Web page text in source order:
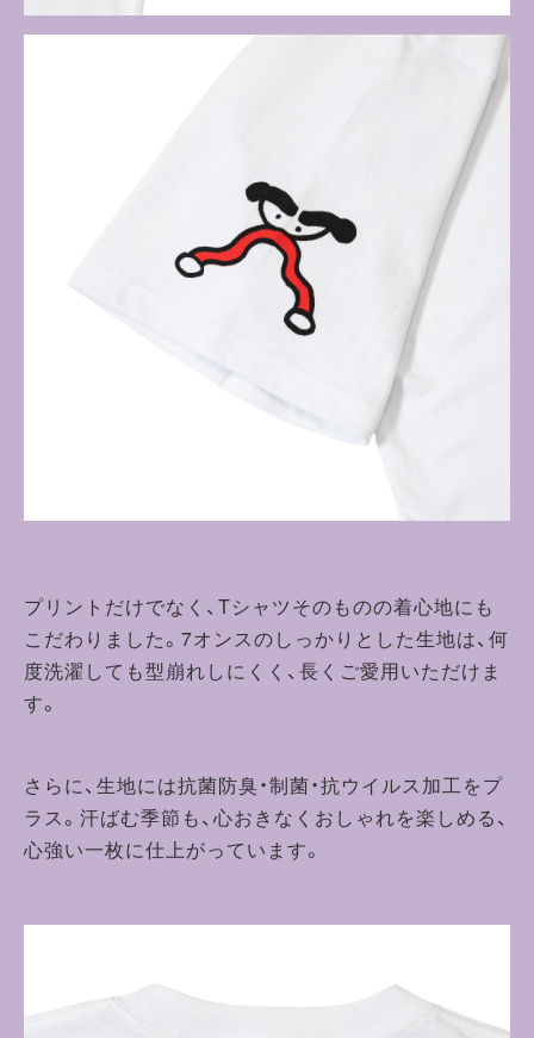
プリントだけでなく、Tシャツそのものの着心地にも
こだわりました。7オンスのしっかりとした生地は、何
度洗濯しても型崩れしにくく、長くご愛用いただけま
す。
さらに、生地には抗菌防臭・制菌・抗ウイルス加工をプ
ラス。汗ばむ季節も、心おきなくおしゃれを楽しめる、
心強い一枚に仕上がっています。